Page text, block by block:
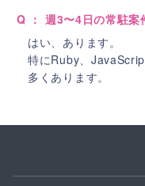
Q ： 週3〜4日の常駐案
はい、あります。
特にRuby、
多くあります。